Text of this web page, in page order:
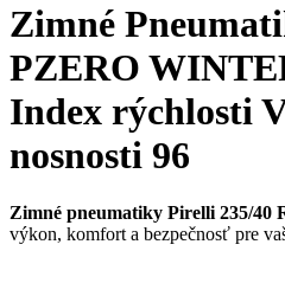
Zimné
PZERO
Index rýchlosti
nosnosti 96
Zimné pneumatiky Pirelli 235/40
výkon, komfort a bezpečnosť pre